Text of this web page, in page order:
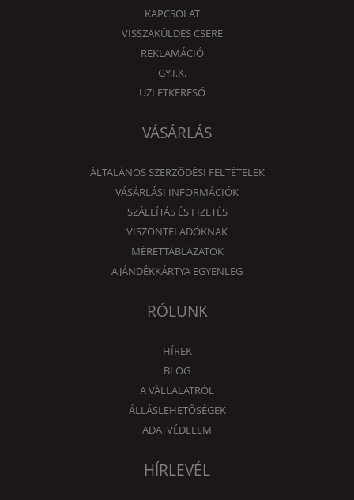
KAPCSOLAT
VISSZAKÜLDÉS CSERE
REKLAMÁCIÓ
GY.I.K.
ÜZLETKERESŐ
VÁSÁRLÁS
ÁLTALÁNOS SZERZŐDÉSI FELTÉTELEK
VÁSÁRLÁSI INFORMÁCIÓK
SZÁLLÍTÁS ÉS FIZETÉS
VISZONTELADÓKNAK
MÉRETTÁBLÁZATOK
AJÁNDÉKKÁRTYA EGYENLEG
RÓLUNK
HÍREK
BLOG
A VÁLLALATRÓL
ÁLLÁSLEHETŐSÉGEK
ADATVÉDELEM
HÍRLEVÉL